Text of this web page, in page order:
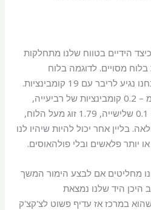
הידיים בטווח שלנו מתחלקות
מסויים. לדוגמה בלוח
JdTh6h4hTs בליין מסוים אנחנו נגיע לריבר עם 19 קומבינציות.
הקומבינציות האלו מורכבות מ – 0.2 קומבינציות של רביעייה,
1.23 פולהאוס, 2.5 פלאשים, 0.1 שלישייה, 1.79 זוג מעל הלוח,
הלאה. בליין אחר יכול להיות שיהיו לנו
יותר פלאשים ובלי פולהאוסים.
מחליטים אם לבצע הימור המשך
היכן היד שלנו נמצאת
במרכז אז עדיף פשוט לצ'קצ'ק